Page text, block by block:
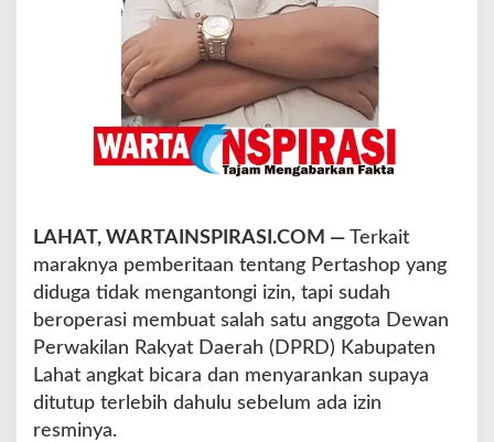
u
p
B
a
g
i
P
t
h
o
d
LAHAT, WARTAINSPIRASI.COM — Terkait
maraknya pemberitaan tentang Pertashop yang
diduga tidak mengantongi izin, tapi sudah
beroperasi membuat salah satu anggota Dewan
Perwakilan Rakyat Daerah (DPRD) Kabupaten
Lahat angkat bicara dan menyarankan supaya
ditutup terlebih dahulu sebelum ada izin
resminya.